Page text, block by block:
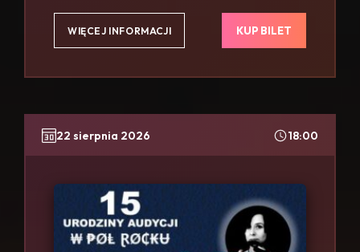
WIĘCEJ INFORMACJI KUP BILET
22 sierpnia 2026 18:00